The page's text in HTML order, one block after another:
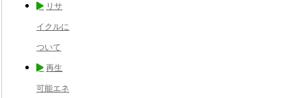
リサ
イクルに
ついて
再生
可能エネ